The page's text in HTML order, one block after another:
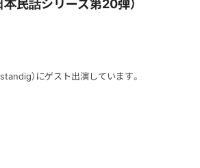
民話シリーズ第20弾）
）にゲスト出演しています。